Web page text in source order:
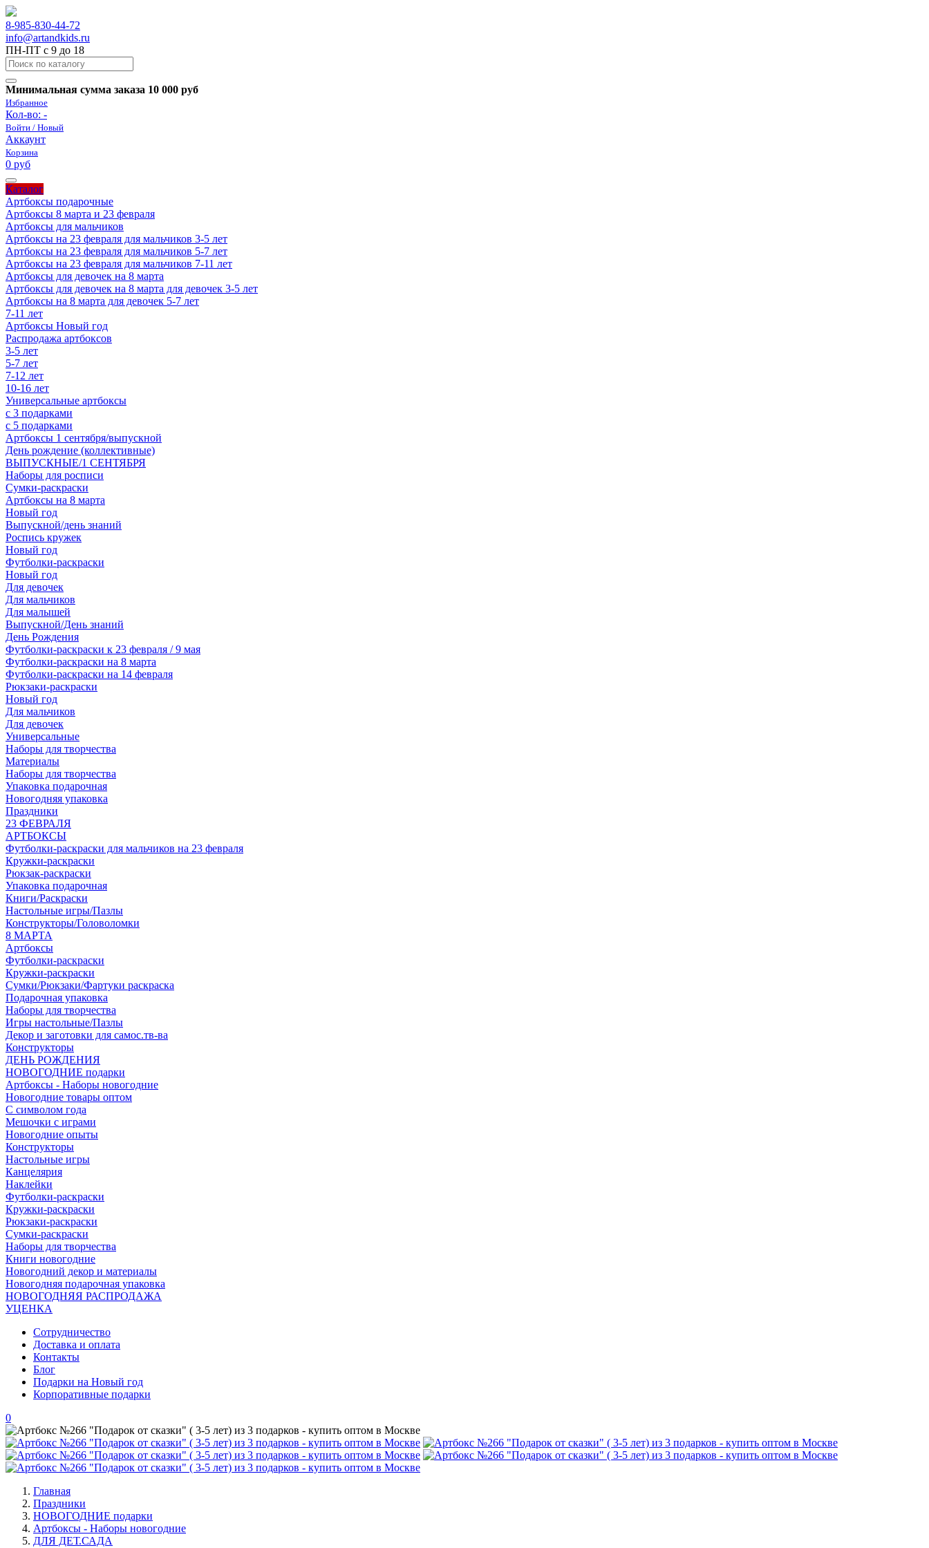
8-985-830-44-72
info@artandkids.ru
ПН-ПТ с 9 до 18
Минимальная сумма заказа 10 000 руб
Избранное
Кол-во: -
Войти / Новый
Аккаунт
Корзина
0 руб
Каталог
Артбоксы подарочные
Артбоксы 8 марта и 23 февраля
Артбоксы для мальчиков
Артбоксы на 23 февраля для мальчиков 3-5 лет
Артбоксы на 23 февраля для мальчиков 5-7 лет
Артбоксы на 23 февраля для мальчиков 7-11 лет
Артбоксы для девочек на 8 марта
Артбоксы для девочек на 8 марта для девочек 3-5 лет
Артбоксы на 8 марта для девочек 5-7 лет
7-11 лет
Артбоксы Новый год
Распродажа артбоксов
3-5 лет
5-7 лет
7-12 лет
10-16 лет
Универсальные артбоксы
с 3 подарками
с 5 подарками
Артбоксы 1 сентября/выпускной
День рождение (коллективные)
ВЫПУСКНЫЕ/1 СЕНТЯБРЯ
Наборы для росписи
Сумки-раскраски
Артбоксы на 8 марта
Новый год
Выпускной/день знаний
Роспись кружек
Новый год
Футболки-раскраски
Новый год
Для девочек
Для мальчиков
Для малышей
Выпускной/День знаний
День Рождения
Футболки-раскраски к 23 февраля / 9 мая
Футболки-раскраски на 8 марта
Футболки-раскраски на 14 февраля
Рюкзаки-раскраски
Новый год
Для мальчиков
Для девочек
Универсальные
Наборы для творчества
Материалы
Наборы для творчества
Упаковка подарочная
Новогодняя упаковка
Праздники
23 ФЕВРАЛЯ
АРТБОКСЫ
Футболки-раскраски для мальчиков на 23 февраля
Кружки-раскраски
Рюкзак-раскраски
Упаковка подарочная
Книги/Раскраски
Настольные игры/Пазлы
Конструкторы/Головоломки
8 МАРТА
Артбоксы
Футболки-раскраски
Кружки-раскраски
Сумки/Рюкзаки/Фартуки раскраска
Подарочная упаковка
Наборы для творчества
Игры настольные/Пазлы
Декор и заготовки для самос.тв-ва
Конструкторы
ДЕНЬ РОЖДЕНИЯ
НОВОГОДНИЕ подарки
Артбоксы - Наборы новогодние
Новогодние товары оптом
С символом года
Мешочки с играми
Новогодние опыты
Конструкторы
Настольные игры
Канцелярия
Наклейки
Футболки-раскраски
Кружки-раскраски
Рюкзаки-раскраски
Сумки-раскраски
Наборы для творчества
Книги новогодние
Новогодний декор и материалы
Новогодняя подарочная упаковка
НОВОГОДНЯЯ РАСПРОДАЖА
УЦЕНКА
Сотрудничество
Доставка и оплата
Контакты
Блог
Подарки на Новый год
Корпоративные подарки
0
Главная
Праздники
НОВОГОДНИЕ подарки
Артбоксы - Наборы новогодние
ДЛЯ ДЕТ.САДА